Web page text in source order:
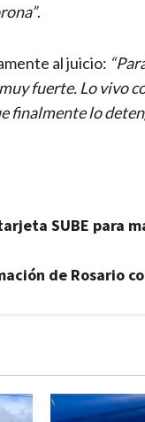
.
al juicio:
fuerte. Lo vivo
finalmente lo
SUBE para
de Rosario